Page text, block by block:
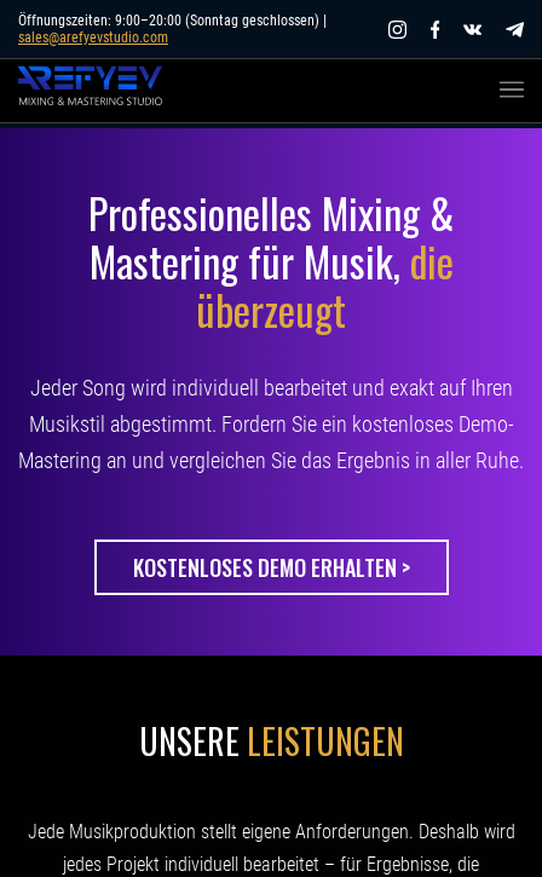
Skip
content
Öffnungszeiten: 9:00–20:00 (Sonntag geschlossen) |
sales@arefyevstudio.com
Professionelles Mixing &
Mastering für Musik,die
überzeugt
Jeder Song wird individuell bearbeitet und exakt auf Ihren
Musikstil abgestimmt. Fordern Sie ein kostenloses Demo-
Mastering an und vergleichen Sie das Ergebnis in aller Ruhe.
KOSTENLOSES DEMO ERHALTEN >
UNSERE LEISTUNGEN
Jede Musikproduktion stellt eigene Anforderungen. Deshalb wird
jedes Projekt individuell bearbeitet – für Ergebnisse, die